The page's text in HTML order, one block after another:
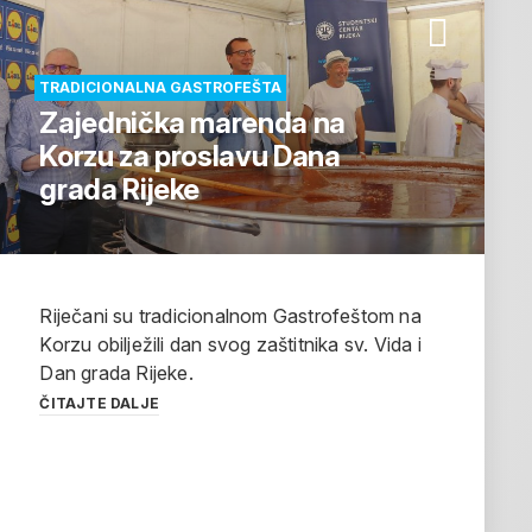
TRADICIONALNA GASTROFEŠTA
Zajednička marenda na
Korzu za proslavu Dana
grada Rijeke
Riječani su tradicionalnom Gastrofeštom na
Korzu obilježili dan svog zaštitnika sv. Vida i
Dan grada Rijeke.
ČITAJTE DALJE